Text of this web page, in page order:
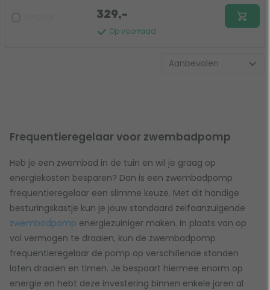
Op voorraad
329,-
Frequentieregelaar voor zwembadpomp
Heb je een zwembad in de tuin en wil je graag op
energiekosten besparen? Dan is een zwembadpomp
frequentieregelaar een slimme keuze. Met dit handige
besturingskastje kun je jouw standaard zelfaanzuigende
zwembadpomp energiezuiniger maken. In plaats van op
vol vermogen te draaien, kun de zwembadpomp
frequentieregelaar de pomp op verschillende standen
laten draaien en timen. Je bespaart hiermee enorm op
energie en hebt deze investering binnen enkele jaren al